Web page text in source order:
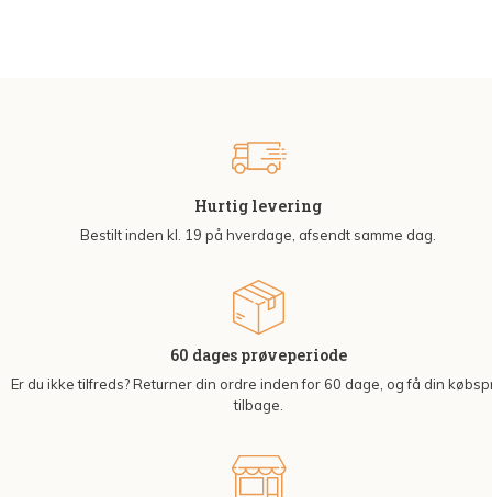
Hurtig levering
Bestilt inden kl. 19 på hverdage, afsendt samme dag.
60 dages prøveperiode
Er du ikke tilfreds? Returner din ordre inden for 60 dage, og få din
tilbage.